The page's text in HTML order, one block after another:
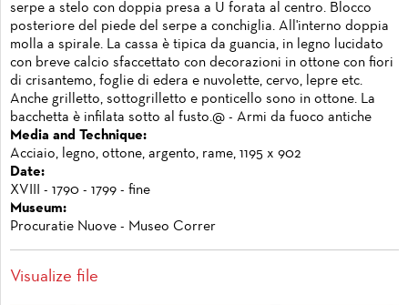
serpe a stelo con doppia presa a U forata al centro. Blocco
posteriore del piede del serpe a conchiglia. All'interno doppia
molla a spirale. La cassa è tipica da guancia, in legno lucidato
con breve calcio sfaccettato con decorazioni in ottone con fiori
di crisantemo, foglie di edera e nuvolette, cervo, lepre etc.
Anche grilletto, sottogrilletto e ponticello sono in ottone. La
bacchetta è infilata sotto al fusto.@ - Armi da fuoco antiche
Media and Technique:
Acciaio, legno, ottone, argento, rame, 1195 x 902
Date:
XVIII - 1790 - 1799 - fine
Museum:
Procuratie Nuove - Museo Correr
Visualize file